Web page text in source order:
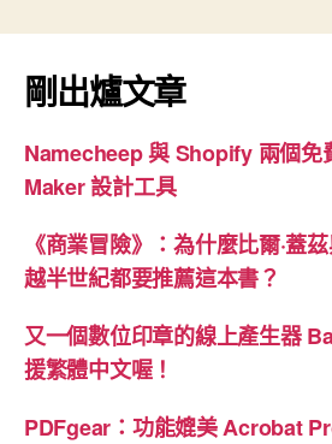
剛出爐文章
Namecheep 與 Shopify 兩個免
Maker 設計工具
《商業冒險》：為什麼比爾·蓋
越半世紀都要推薦這本書？
又一個數位印章的線上產生器
援繁體中文喔！
PDFgear：功能媲美 Acrobat